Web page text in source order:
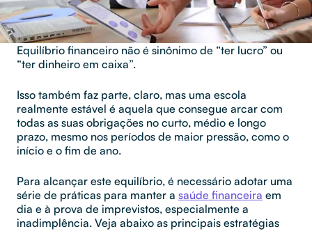
Equilíbrio financeiro não é sinônimo de “ter lucro” ou
“ter dinheiro em caixa”.
Isso também faz parte, claro, mas uma escola
realmente estável é aquela que consegue arcar com
todas as suas obrigações no curto, médio e longo
prazo, mesmo nos períodos de maior pressão, como o
início e o fim de ano.
Para alcançar este equilíbrio, é necessário adotar uma
série de práticas para manter a saúde financeira em
dia e à prova de imprevistos, especialmente a
inadimplência. Veja abaixo as principais estratégias